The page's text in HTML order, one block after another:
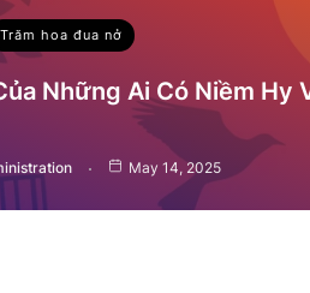
Trăm hoa đua nở
Những Ai Có Niềm Hy
May 14, 2025